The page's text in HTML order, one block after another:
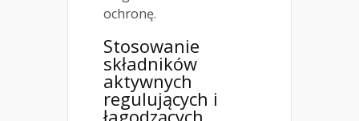
ochronę.
Stosowanie
składników
aktywnych
regulujących i